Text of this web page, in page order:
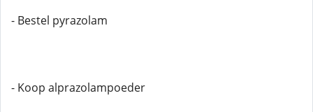
- Bestel pyrazolam
- Koop alprazolampoeder